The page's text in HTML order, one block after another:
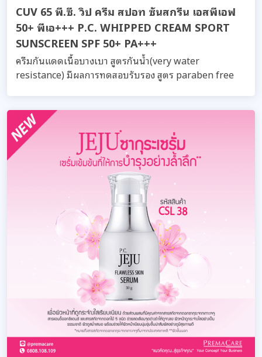
CUV 65 พี.ซี. วิป ครีม สปอท ซันสกรีน เอสพีเอฟ
50+ พีเอ+++ P.C. WHIPPED CREAM SPORT
SUNSCREEN SPF 50+ PA+++
ครีมกันแดดเนื้อบางเบา สูตรกันน้ำ(very water
resistance) มีผลการทดสอบรับรอง สูตร paraben free